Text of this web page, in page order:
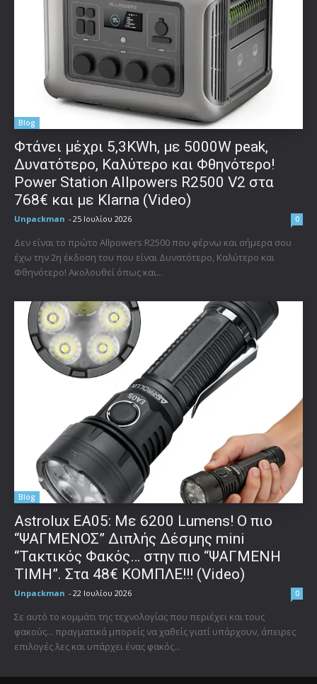
Blog
Φτάνει μέχρι 5,3KWh, με 5000W peak,
Δυνατότερο, Καλύτερο και Φθηνότερο!
Power Station Allpowers R2500 V2 στα
768€ και με Klarna (Video)
Unpackman - 25 Ιουλίου 2026 0
Δεν είναι το πρώτο Allpowers R2500 που φέρνω και σήμερα σου
έχω την 2η έκδοση του που είναι Δυνατότερο, Καλύτερο και
Φθηνότερο! Ακολουθεί όπως και...
Blog
Astrolux ΕΑ05: Με 6200 Lumens! Ο πιο
“ΨΑΓΜΕΝΟΣ” Διπλής Δέσμης mini
“Τακτικός Φακός… στην πιο “ΨΑΓΜΕΝΗ
ΤΙΜΗ”. Στα 48€ ΚΟΜΠΛΕ!!! (Video)
Unpackman - 22 Ιουλίου 2026 0
Σε αυτό το κομμάτι της τεχνολογίας που περιέχει και τους
φακούς... πραγματικά μπορείς να χαθείς γιατί υπάρχουν, άπειρες
επιλογές λες και υπάρχει ένας φακός...